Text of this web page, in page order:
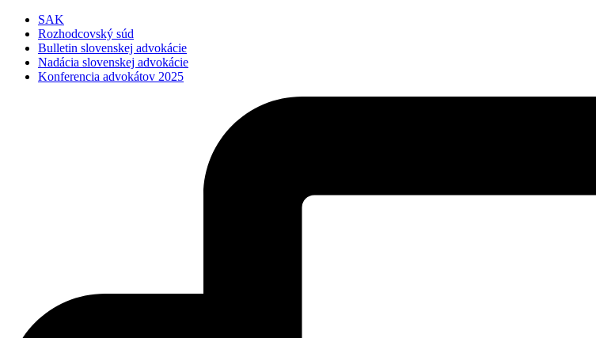
Preskočiť
obsah
SAK
Rozhodcovský súd
Bulletin slovenskej advokácie
Nadácia slovenskej advokácie
Konferencia advokátov 2025